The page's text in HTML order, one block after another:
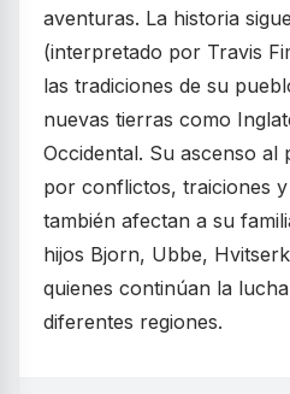
aventuras. La historia
(interpretado por Travis
las tradiciones de su
nuevas tierras como
Occidental. Su ascenso al
por conflictos, traiciones
también afectan a su
hijos Bjorn, Ubbe,
quienes continúan la
diferentes regiones.